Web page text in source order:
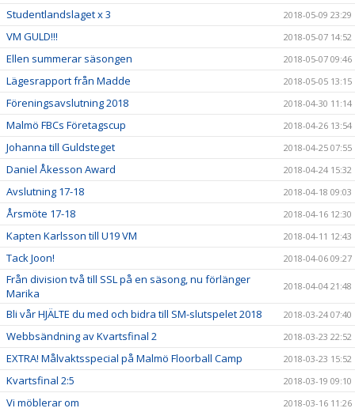
Studentlandslaget x 3 2018-05-09 23:29
VM GULD!!! 2018-05-07 14:52
Ellen summerar säsongen 2018-05-07 09:46
Lägesrapport från Madde 2018-05-05 13:15
Föreningsavslutning 2018 2018-04-30 11:14
Malmö FBCs Företagscup 2018-04-26 13:54
Johanna till Guldsteget 2018-04-25 07:55
Daniel Åkesson Award 2018-04-24 15:32
Avslutning 17-18 2018-04-18 09:03
Årsmöte 17-18 2018-04-16 12:30
Kapten Karlsson till U19 VM 2018-04-11 12:43
Tack Joon! 2018-04-06 09:27
Från division två till SSL på en säsong, nu förlänger
Marika
2018-04-04 21:48
Bli vår HJÄLTE du med och bidra till SM-slutspelet 2018 2018-03-24 07:40
Webbsändning av Kvartsfinal 2 2018-03-23 22:52
EXTRA! Målvaktsspecial på Malmö Floorball Camp 2018-03-23 15:52
Kvartsfinal 2:5 2018-03-19 09:10
Vi möblerar om 2018-03-16 11:26